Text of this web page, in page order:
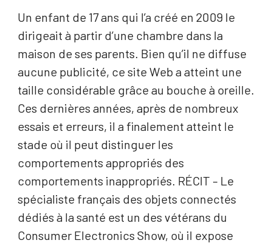
Un enfant de 17 ans qui l’a créé en 2009 le
dirigeait à partir d’une chambre dans la
maison de ses parents. Bien qu’il ne diffuse
aucune publicité, ce site Web a atteint une
taille considérable grâce au bouche à oreille.
Ces dernières années, après de nombreux
essais et erreurs, il a finalement atteint le
stade où il peut distinguer les
comportements appropriés des
comportements inappropriés. RÉCIT – Le
spécialiste français des objets connectés
dédiés à la santé est un des vétérans du
Consumer Electronics Show, où il expose